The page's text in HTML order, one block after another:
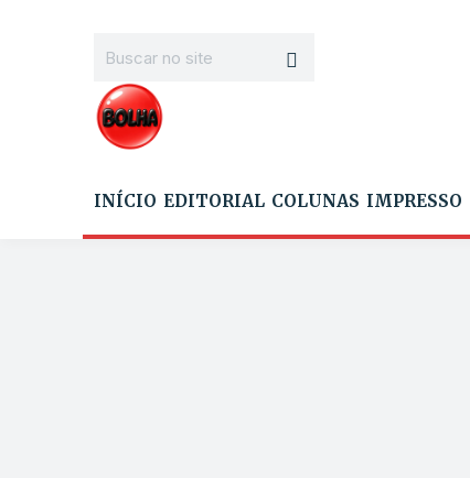
INÍCIO EDITORIAL COLUNAS IMPRESSO